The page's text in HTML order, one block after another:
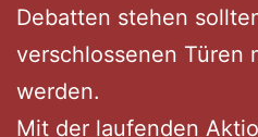
Debatten stehen
verschlossenen Türen
werden.
Mit der laufenden